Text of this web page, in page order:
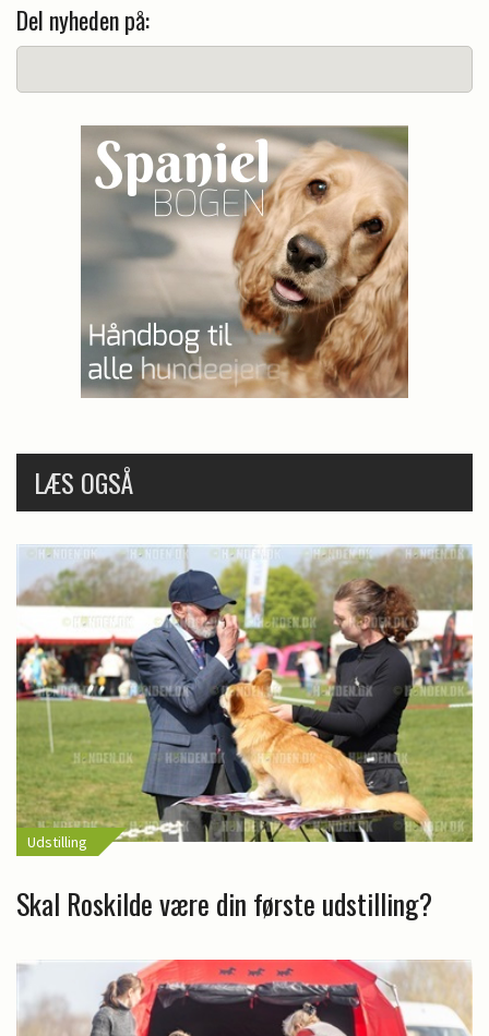
Del nyheden på:
LÆS OGSÅ
Udstilling
Skal Roskilde være din første udstilling?